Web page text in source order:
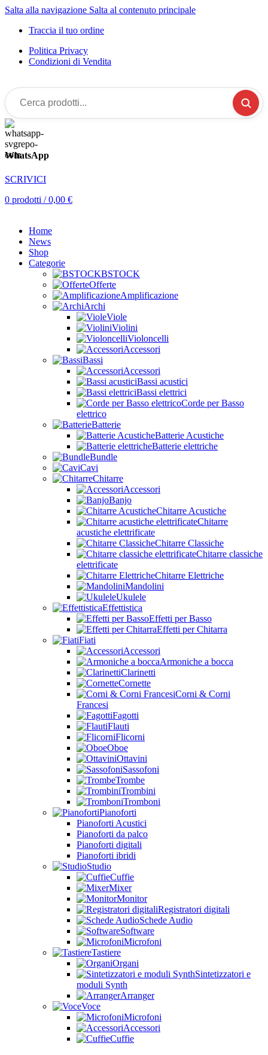
Salta alla navigazione Salta al contenuto principale
Traccia il tuo ordine
Politica Privacy
Condizioni di Vendita
Cerca
prodotti...
WhatsApp
SCRIVICI
0 prodotti / 0,00 €
Home
News
Shop
Categorie
BSTOCK
Offerte
Amplificazione
Archi
Viole
Violini
Violoncelli
Accessori
Bassi
Accessori
Bassi acustici
Bassi elettrici
Corde per Basso
elettrico
Batterie
Batterie Acustiche
Batterie elettriche
Bundle
Cavi
Chitarre
Accessori
Banjo
Chitarre Acustiche
Chitarre
acustiche elettrificate
Chitarre Classiche
Chitarre classiche
elettrificate
Chitarre Elettriche
Mandolini
Ukulele
Effettistica
Effetti per Basso
Effetti per Chitarra
Fiati
Accessori
Armoniche a bocca
Clarinetti
Cornette
Corni & Corni
Francesi
Fagotti
Flauti
Flicorni
Oboe
Ottavini
Sassofoni
Trombe
Trombini
Tromboni
Pianoforti
Pianoforti Acustici
Pianoforti da palco
Pianoforti digitali
Pianoforti ibridi
Studio
Cuffie
Mixer
Monitor
Registratori digitali
Schede Audio
Software
Microfoni
Tastiere
Organi
Sintetizzatori e
moduli Synth
Arranger
Voce
Microfoni
Accessori
Cuffie